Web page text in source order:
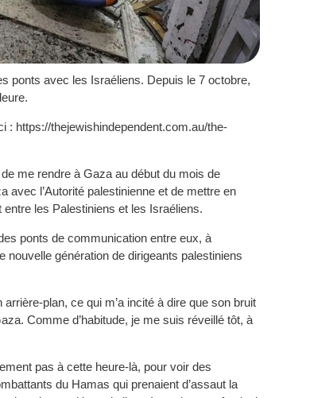
ponts avec les Israéliens. Depuis le 7 octobre,
: https://thejewishindependent.com.au/the-
me rendre à Gaza au début du mois de
avec l’Autorité palestinienne et de mettre en
les Palestiniens et les Israéliens.
ponts de communication entre eux, à
nouvelle génération de dirigeants palestiniens
plan, ce qui m’a incité à dire que son bruit
Comme d’habitude, je me suis réveillé tôt, à
pas à cette heure-là, pour voir des
du Hamas qui prenaient d’assaut la